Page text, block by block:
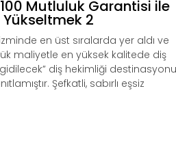
Mutluluk Garantisi ile
Yükseltmek 2
en üst sıralarda yer aldı ve
maliyetle en yüksek kalitede diş
diş hekimliği destinasyonu
Şefkatli, sabırlı eşsiz